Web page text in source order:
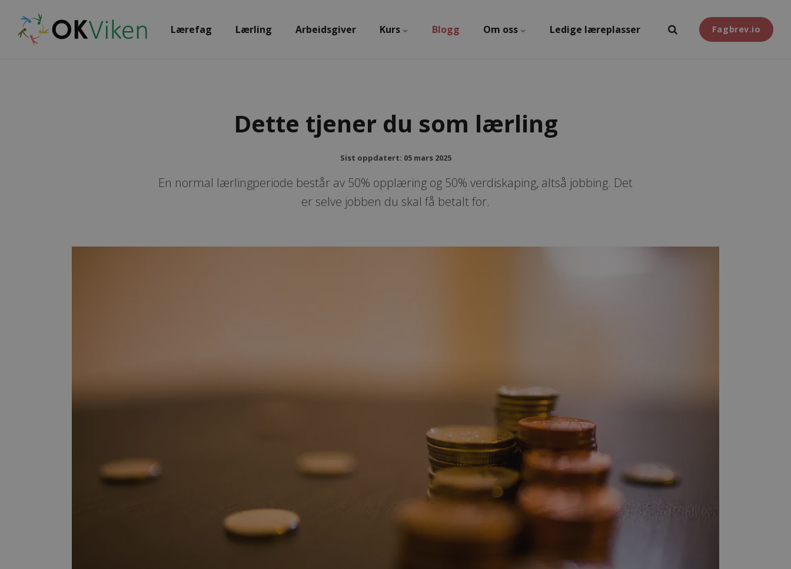
Lærefag Lærling Arbeidsgiver Kurs Blogg Om oss Ledige læreplasser Fagbrev.io
Dette tjener du som lærling
Sist oppdatert: 05 mars 2025
En normal lærlingperiode består av 50% opplæring og 50% verdiskaping, altså jobbing. Det
er selve jobben du skal få betalt for.